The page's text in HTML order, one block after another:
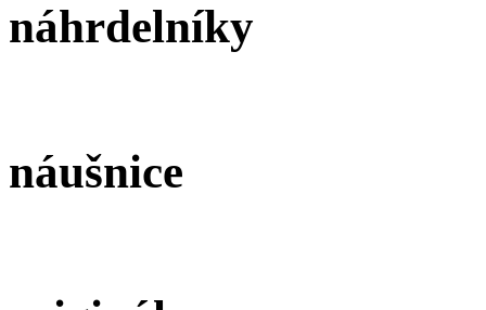
náhrdelníky
náušnice